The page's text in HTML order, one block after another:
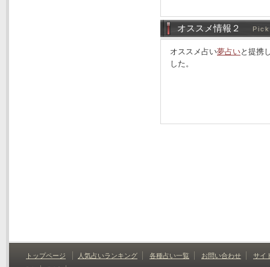
オススメ情報２
オススメ占い夢占いと提携
した。
トップページ 人気占いランキング 各種占い一覧 お問い合わせ
サイ